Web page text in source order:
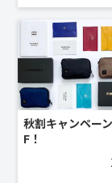
秋割キャンペー
F！